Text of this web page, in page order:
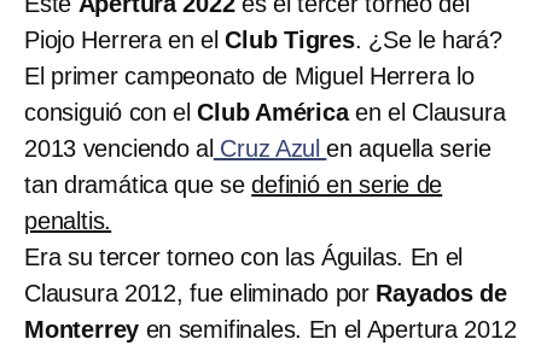
Piojo Herrera en elClub Tigres. ¿Se le hará?
El primer campeonato de Miguel Herrera lo
consiguió con elClub Américaen el Clausura
2013 venciendo al Cruz Azulen aquella serie
tan dramática que sedefinió en serie de
penaltis.
Era su tercer torneo con las Águilas. En el
Clausura 2012, fue eliminado por Rayados de
Monterrey en semifinales. En el Apertura 2012